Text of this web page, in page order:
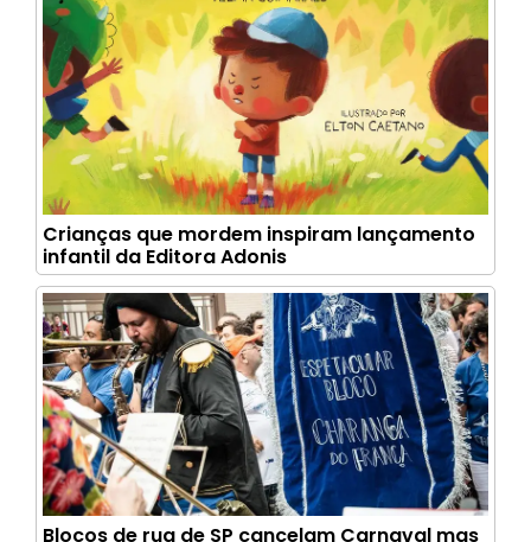
Crianças que mordem inspiram lançamento
infantil da Editora Adonis
Blocos de rua de SP cancelam Carnaval mas